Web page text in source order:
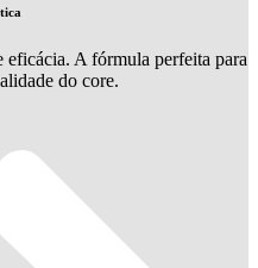
eficácia. A fórmula perfeita para
do core.